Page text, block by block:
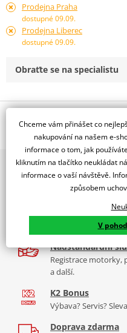
Prodejna Praha
dostupné 09.09.
Prodejna Liberec
dostupné 09.09.
Obraťte se na specialistu
Jsme autorizovaný
dealer značky RDMOTO
Padací rámy RDMOTO
motocyklu.
"Testováno zákazníky"
Cena za pár včetně
2x multibrand
9 značek motocyklů,
díly, to vše v Praze a
Více než 30 let
Za řídítky motorek,
Nadstandardní
Registrace motorky,
a další.
K2 Bonus
Výbava? Servis?
Doprava zdarma
Chceme vám přinášet co
nakupování na našem e-
informace o tom, jak
kliknutím na tlačítko neukládat
informace o vaší návštěvě.
způsobem
V